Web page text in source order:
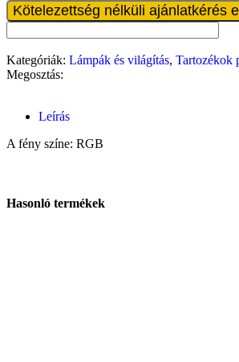
Kötelezettség nélküli ajánlatkérés
Kategóriák: Lámpák és világítás, Tartozékok
Megosztás:
Leírás
A fény színe: RGB
Hasonló termékek